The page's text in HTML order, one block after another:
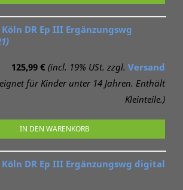
Köln DR Ep III Ergänzungswg
125,99 € (incl. 19% USt. zzgl. Versand
für Kinder unter 14 Jahren. Enthält
Kleinteile.)
IN DEN WARENKORB
Köln DR Ep III Ergänzungswg digital